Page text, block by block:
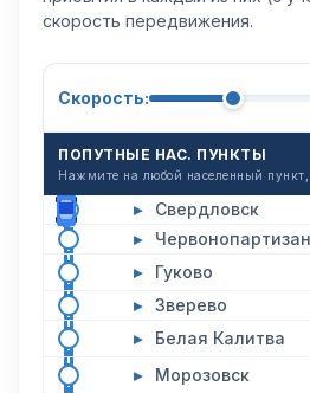
скорость передвижения.
Скорость:
ПОПУТНЫЕ НАС. ПУНКТЫ
Нажмите на любой населенный пункт,
▸ Свердловск
▸
▸ Гуково
▸ Зверево
▸ Белая Калитва
▸ Морозовск